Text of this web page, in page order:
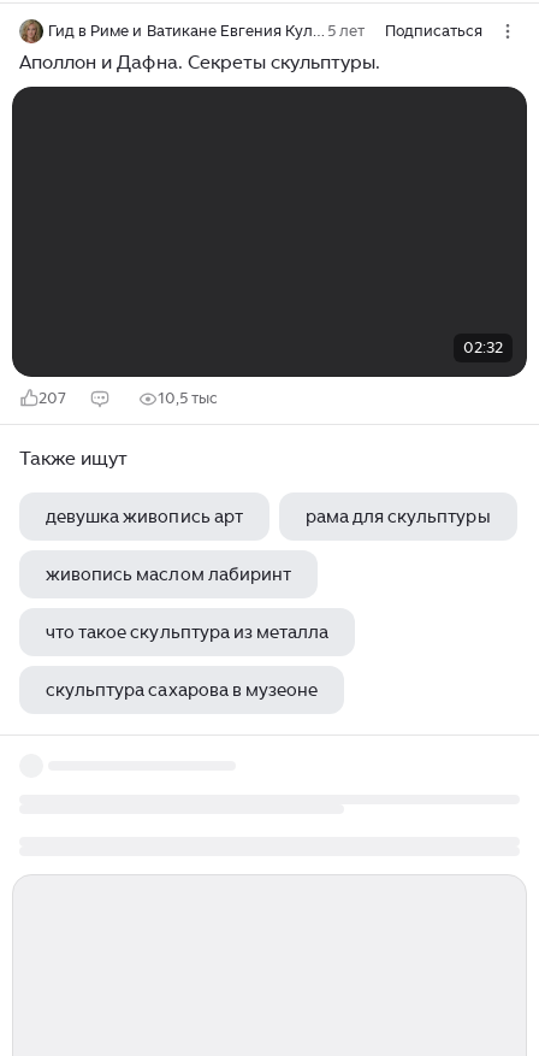
Гид в Риме и Ватикане Евгения Кулишенко 5 лет Подписаться
Аполлон и Дафна. Секреты скульптуры.
02:32
207 10,5 тыс
Также ищут
девушка живопись арт рама для скульптуры
живопись маслом лабиринт
что такое скульптура из металла
скульптура сахарова в музеоне